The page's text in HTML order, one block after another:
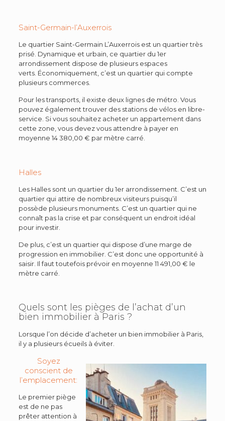
Saint-Germain-l’Auxerrois
Le quartier Saint-Germain L’Auxerrois est un quartier très
prisé. Dynamique et urbain, ce quartier du 1er
arrondissement dispose de plusieurs espaces
verts. Économiquement, c’est un quartier qui compte
plusieurs commerces.
Pour les transports, il existe deux lignes de métro. Vous
pouvez également trouver des stations de vélos en libre-
service. Si vous souhaitez acheter un appartement dans
cette zone, vous devez vous attendre à payer en
moyenne 14 380,00 € par mètre carré.
Halles
Les Halles sont un quartier du 1er arrondissement. C’est un
quartier qui attire de nombreux visiteurs puisqu’il
possède plusieurs monuments. C’est un quartier qui ne
connaît pas la crise et par conséquent un endroit idéal
pour investir.
De plus, c’est un quartier qui dispose d’une marge de
progression en immobilier. C’est donc une opportunité à
saisir. Il faut toutefois prévoir en moyenne 11 491,00 € le
mètre carré.
Quels sont les pièges de l’achat d’un
bien immobilier à Paris ?
Lorsque l’on décide d’acheter un bien immobilier à Paris,
il y a plusieurs écueils à éviter.
Soyez
conscient de
l’emplacement:
Le premier piège
est de ne pas
prêter attention à